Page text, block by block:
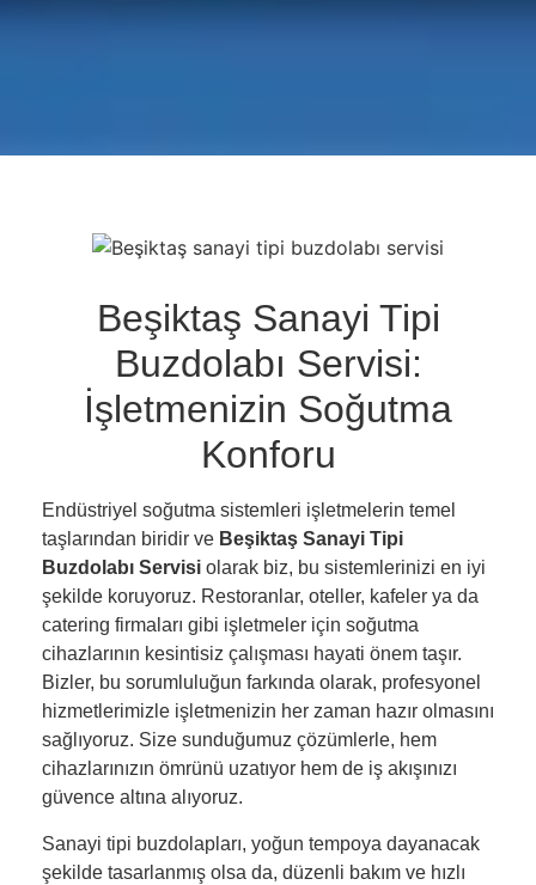
Beşiktaş Sanayi Tipi
Buzdolabı Servisi:
İşletmenizin Soğutma
Konforu
Endüstriyel soğutma sistemleri işletmelerin temel
taşlarından biridir ve Beşiktaş Sanayi Tipi
Buzdolabı Servisi olarak biz, bu sistemlerinizi en iyi
şekilde koruyoruz. Restoranlar, oteller, kafeler ya da
catering firmaları gibi işletmeler için soğutma
cihazlarının kesintisiz çalışması hayati önem taşır.
Bizler, bu sorumluluğun farkında olarak, profesyonel
hizmetlerimizle işletmenizin her zaman hazır olmasını
sağlıyoruz. Size sunduğumuz çözümlerle, hem
cihazlarınızın ömrünü uzatıyor hem de iş akışınızı
güvence altına alıyoruz.
Sanayi tipi buzdolapları, yoğun tempoya dayanacak
şekilde tasarlanmış olsa da, düzenli bakım ve hızlı